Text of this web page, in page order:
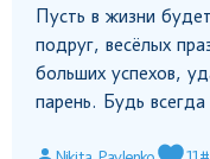
Пусть в жизни
подруг, весёлых
больших успехов,
парень. Будь